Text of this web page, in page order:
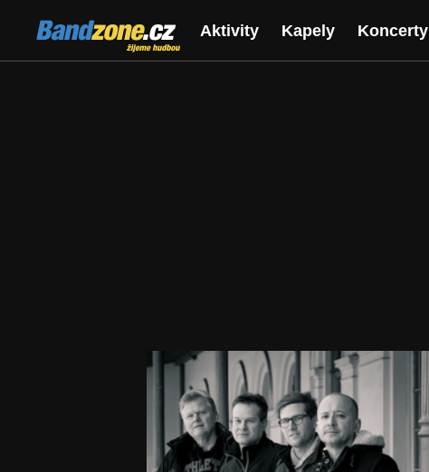
Bandzone.cz
žijeme hudbou
Aktivity Kapely Koncerty